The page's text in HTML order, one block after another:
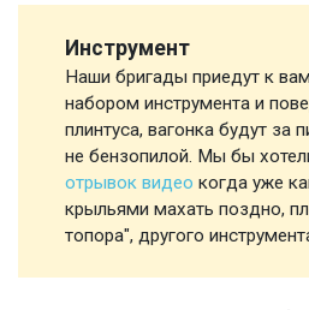
Инструмент
Наши бригады приедут к
набором инструмента и
плинтуса, вагонка будут за
не бензопилой. Мы бы
отрывок видео когда уже
крыльями махать поздно,
топора", другого